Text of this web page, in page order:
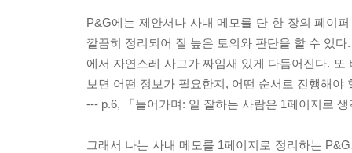
P&G에는 제안서나 사내 메모를 단 한 장의 페이
깔끔히 정리되어 질 높은 토의와 판단을 할 수 있
에서 자연스레 사고가 짜임새 있게 다듬어진다.
보면 어떤 정보가 필요한지, 어떤 순서로 진행해
--- p.6, 「들어가며: 일 잘하는 사람은 1페이지로
그래서 나는 사내 메모를 1페이지로 정리하는